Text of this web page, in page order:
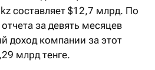
составляет $12,7 млрд. По
за девять месяцев
доход компании за этот
млрд тенге.